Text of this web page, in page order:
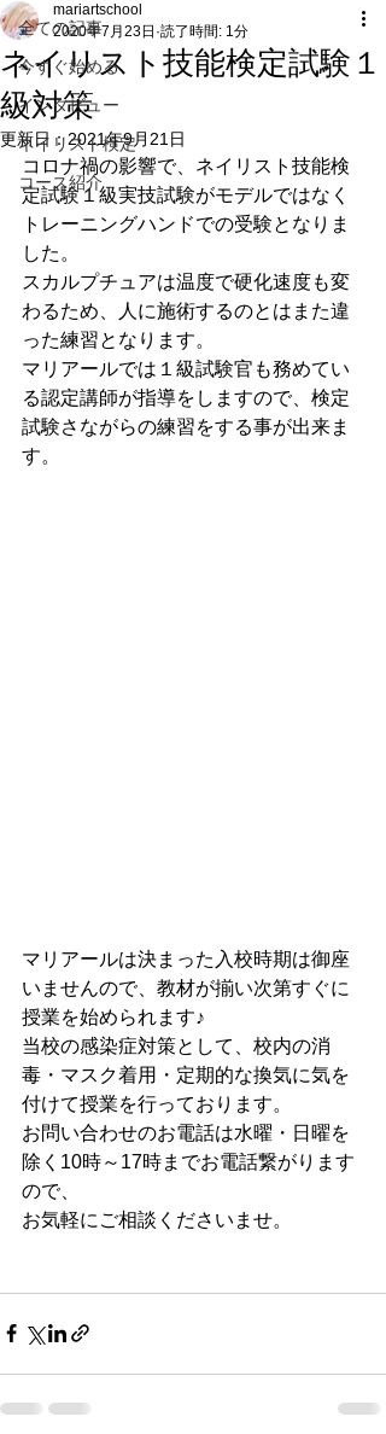
全ての記事
今すぐ始める
インタビュー
ネイリスト検定
コース紹介
ネイリスト技能検定試験１
級対策
mariartschool
2020年7月23日 読了時間: 1分
更新日：2021年9月21日
コロナ禍の影響で、ネイリスト技能検
定試験１級実技試験がモデルではなく
トレーニングハンドでの受験となりま
した。
スカルプチュアは温度で硬化速度も変
わるため、人に施術するのとはまた違
った練習となります。
マリアールでは１級試験官も務めてい
る認定講師が指導をしますので、検定
試験さながらの練習をする事が出来ま
す。
マリアールは決まった入校時期は御座
いませんので、教材が揃い次第すぐに
授業を始められます♪
当校の感染症対策として、校内の消
毒・マスク着用・定期的な換気に気を
付けて授業を行っております。
お問い合わせのお電話は水曜・日曜を
除く10時～17時までお電話繋がります
ので、
お気軽にご相談くださいませ。